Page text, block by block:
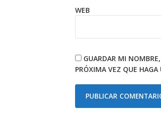
WEB
GUARDAR MI
PRÓXIMA VEZ QUE